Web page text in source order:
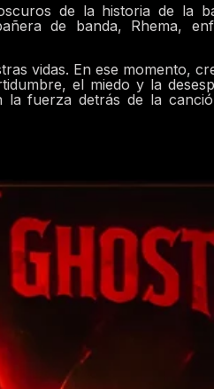
de la historia de la
de banda, Rhema,
vidas. En ese momento,
el miedo y la
la fuerza detrás de la